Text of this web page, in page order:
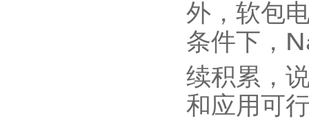
外，软包
条件下，
续积累，
和应用可